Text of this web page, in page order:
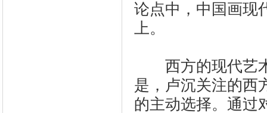
论点中，中国画现
上。
西方的现代艺术
是，卢沉关注的西
的主动选择。通过